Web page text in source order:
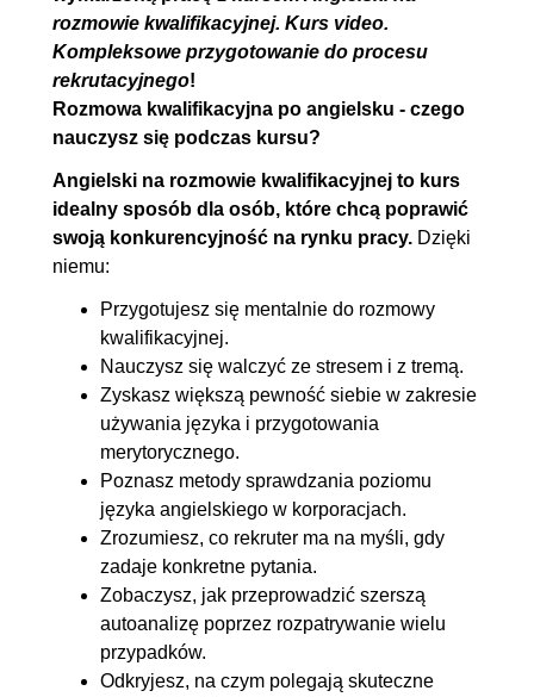
3.8. What did you make at your
last job?
3.9. What drew you to this job
make?
3.11. Are you taking part in
other recruitment processes?
00:08:03
3.12. There is a conflict in your
team... How would you react?
00:10:59
3.13. Głupie pytania!
00:08:01
3.14. Najgłupsze pytania!
3.15. Have you got any
questions?
rozmowie kwalifikacyjnej. Kurs video.
Kompleksowe przygotowanie do procesu
rekrutacyjnego!
Rozmowa kwalifikacyjna po angielsku - czego
nauczysz się podczas kursu?
Angielski na rozmowie kwalifikacyjnej to kurs
idealny sposób dla osób, które chcą poprawić
swoją konkurencyjność na rynku pracy. Dzięki
niemu:
Przygotujesz się mentalnie do rozmowy
kwalifikacyjnej.
Nauczysz się walczyć ze stresem i z tremą.
Zyskasz większą pewność siebie w zakresie
używania języka i przygotowania
merytorycznego.
Poznasz metody sprawdzania poziomu
języka angielskiego w korporacjach.
Zrozumiesz, co rekruter ma na myśli, gdy
zadaje konkretne pytania.
Zobaczysz, jak przeprowadzić szerszą
autoanalizę poprzez rozpatrywanie wielu
przypadków.
Odkryjesz, na czym polegają skuteczne